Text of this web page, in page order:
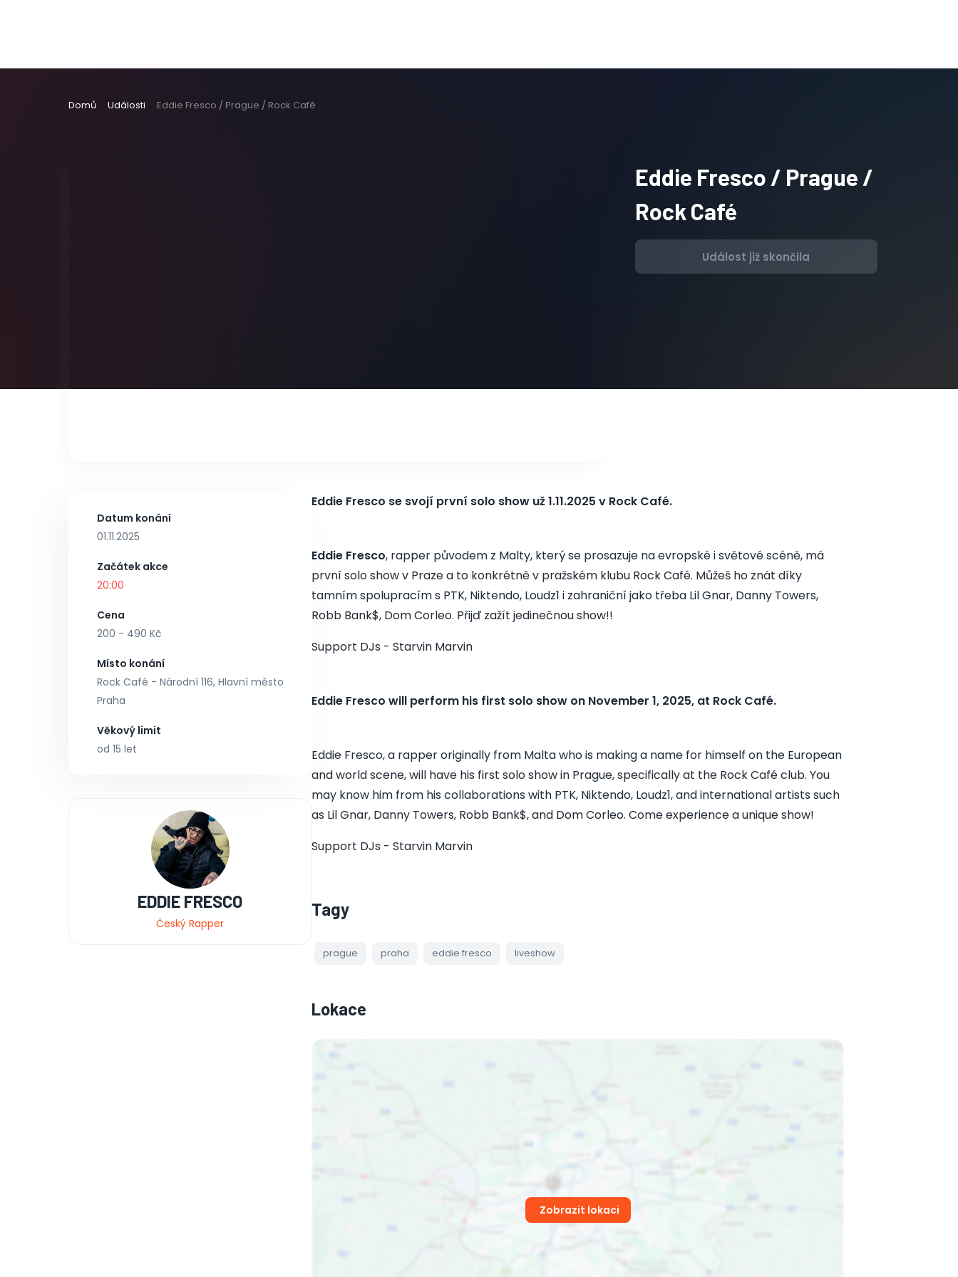
Domů Události Eddie Fresco / Prague / Rock Café
Eddie Fresco / Prague /
Rock Café
Událost již skončila
Datum konání
01.11.2025
Začátek akce
20:00
Cena
200 - 490 Kč
Místo konání
Rock Café - Národní 116, Hlavní město
Praha
Věkový limit
od 15 let
EDDIE FRESCO
Český Rapper
Eddie Fresco se svojí první solo show už 1.11.2025 v Rock Café.
Eddie Fresco, rapper původem z Malty, který se prosazuje na evropské i světové scéně, má
první solo show v Praze a to konkrétně v pražském klubu Rock Café. Můžeš ho znát díky
tamním spolupracím s PTK, Niktendo, Loudz1 i zahraniční jako třeba Lil Gnar, Danny Towers,
Robb Bank$, Dom Corleo. Přijď zažít jedinečnou show!!
Support DJs - Starvin Marvin
Eddie Fresco will perform his first solo show on November 1, 2025, at Rock Café.
Eddie Fresco, a rapper originally from Malta who is making a name for himself on the European
and world scene, will have his first solo show in Prague, specifically at the Rock Café club. You
may know him from his collaborations with PTK, Niktendo, Loudz1, and international artists such
as Lil Gnar, Danny Towers, Robb Bank$, and Dom Corleo. Come experience a unique show!
Support DJs - Starvin Marvin
Tagy
prague praha eddie fresco liveshow
Lokace
Zobrazit lokaci